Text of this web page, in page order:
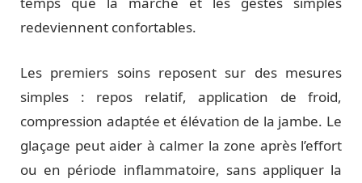
redeviennent confortables.
Les premiers soins reposent sur des mesures
simples : repos relatif, application de froid,
compression adaptée et élévation de la jambe. Le
glaçage peut aider à calmer la zone après l’effort
ou en période inflammatoire, sans appliquer la